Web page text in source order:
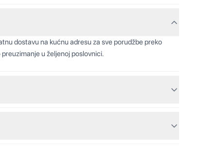
dostavu na kućnu adresu za sve porudžbe preko
u željenoj poslovnici.